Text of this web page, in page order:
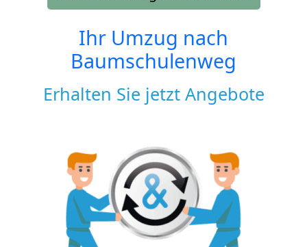
Ihr Umzug nach
Baumschulenweg
Erhalten Sie jetzt Angebote